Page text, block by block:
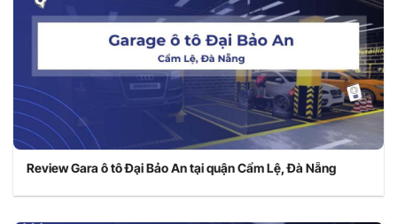
Review Gara ô tô Đại Bảo An tại quận Cẩm Lệ, Đà Nẵng